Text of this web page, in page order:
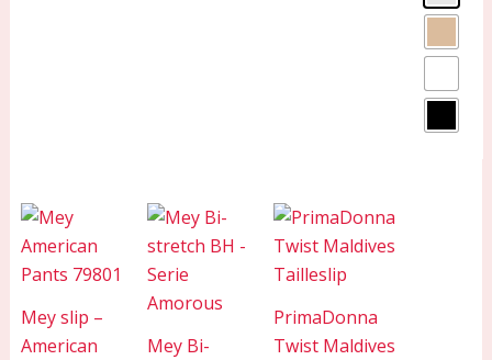
Mey slip –
American
Mey Bi-
PrimaDonna
Twist Maldives